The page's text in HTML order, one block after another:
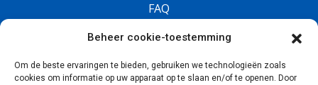
Beheer cookie-toestemming
Om de beste ervaringen te bieden, gebruiken we technologieën zoals
cookies om informatie op uw apparaat op te slaan en/of te openen. Door
FAQ
Vacatures
Volg ons